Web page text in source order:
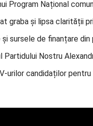
Program Național
graba și lipsa clarității
sursele de finanțare din
Partidului Nostru
urilor candidaților